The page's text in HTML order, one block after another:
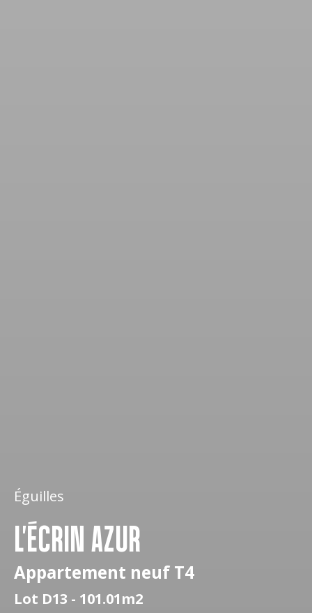
Éguilles
L'ÉCRIN AZUR
Appartement neuf T4
Lot D13 - 101.01m2